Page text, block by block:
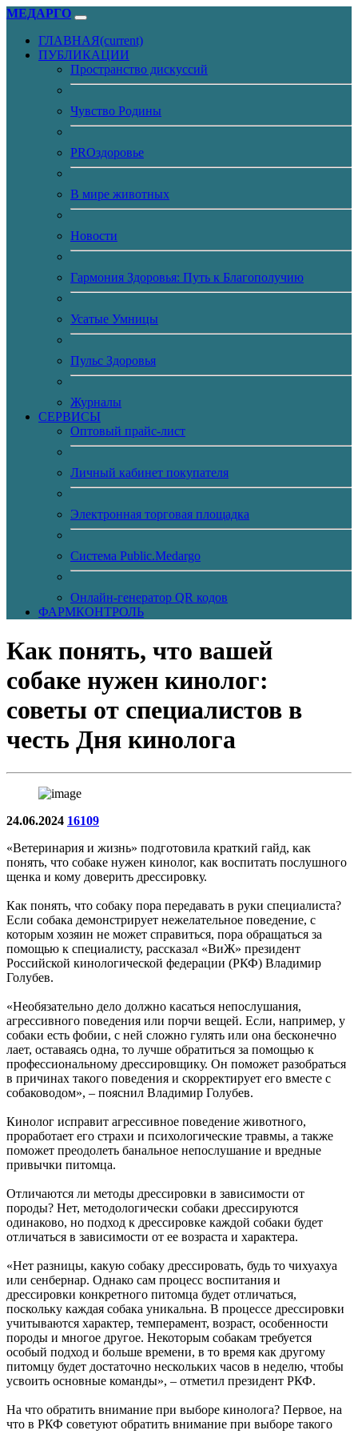
МЕДАРГО
ГЛАВНАЯ(current)
ПУБЛИКАЦИИ
Пространство дискуссий
Чувство Родины
PROздоровье
В мире животных
Новости
Гармония Здоровья: Путь к Благополучию
Усатые Умницы
Пульс Здоровья
Журналы
CЕРВИСЫ
Оптовый прайс-лист
Личный кабинет покупателя
Электронная торговая площадка
Система Public.Medargo
Онлайн-генератор QR кодов
ФАРМКОНТРОЛЬ
Как понять, что вашей
собаке нужен кинолог:
советы от специалистов в
честь Дня кинолога
24.06.2024 16109
«Ветеринария и жизнь» подготовила краткий гайд, как
понять, что собаке нужен кинолог, как воспитать послушного
щенка и кому доверить дрессировку.
Как понять, что собаку пора передавать в руки специалиста?
Если собака демонстрирует нежелательное поведение, с
которым хозяин не может справиться, пора обращаться за
помощью к специалисту, рассказал «ВиЖ» президент
Российской кинологической федерации (РКФ) Владимир
Голубев.
«Необязательно дело должно касаться непослушания,
агрессивного поведения или порчи вещей. Если, например, у
собаки есть фобии, с ней сложно гулять или она бесконечно
лает, оставаясь одна, то лучше обратиться за помощью к
профессиональному дрессировщику. Он поможет разобраться
в причинах такого поведения и скорректирует его вместе с
собаководом», – пояснил Владимир Голубев.
Кинолог исправит агрессивное поведение животного,
проработает его страхи и психологические травмы, а также
поможет преодолеть банальное непослушание и вредные
привычки питомца.
Отличаются ли методы дрессировки в зависимости от
породы? Нет, методологически собаки дрессируются
одинаково, но подход к дрессировке каждой собаки будет
отличаться в зависимости от ее возраста и характера.
«Нет разницы, какую собаку дрессировать, будь то чихуахуа
или сенбернар. Однако сам процесс воспитания и
дрессировки конкретного питомца будет отличаться,
поскольку каждая собака уникальна. В процессе дрессировки
учитываются характер, темперамент, возраст, особенности
породы и многое другое. Некоторым собакам требуется
особый подход и больше времени, в то время как другому
питомцу будет достаточно нескольких часов в неделю, чтобы
усвоить основные команды», – отметил президент РКФ.
На что обратить внимание при выборе кинолога? Первое, на
что в РКФ советуют обратить внимание при выборе такого